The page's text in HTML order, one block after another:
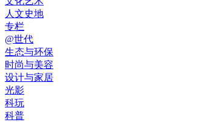
人文史地
专栏
@世代
生态与环保
时尚与美容
设计与家居
光影
科玩
科普